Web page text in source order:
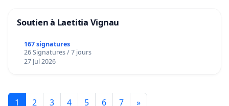
Soutien à Laetitia Vignau
167 signatures
26 Signatures / 7 jours
27 Jul 2026
1 2 3 4 5 6 7 »